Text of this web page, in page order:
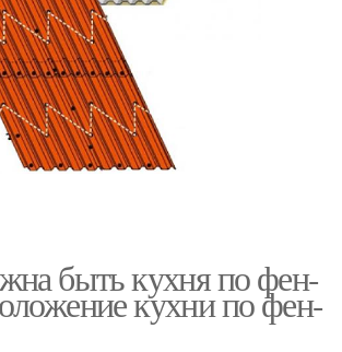
быть кухня по фен-
кухни по фен-